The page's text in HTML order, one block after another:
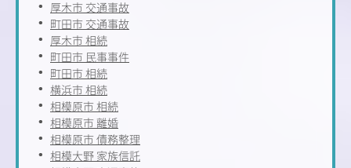
厚木市 交通事故
町田市 交通事故
厚木市 相続
町田市 民事事件
町田市 相続
横浜市 相続
相模原市 相続
相模原市 離婚
相模原市 債務整理
相模大野 家族信託